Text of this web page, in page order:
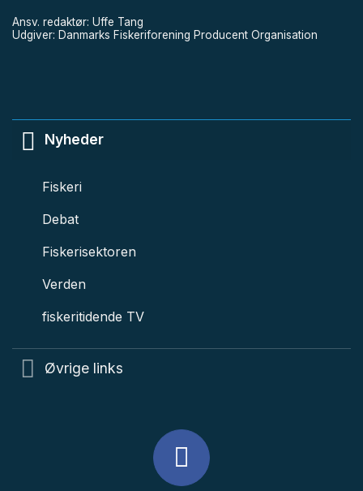
Ansv. redaktør: Uffe Tang
Udgiver: Danmarks Fiskeriforening Producent Organisation
Nyheder
Fiskeri
Debat
Fiskerisektoren
Verden
fiskeritidende TV
Øvrige links